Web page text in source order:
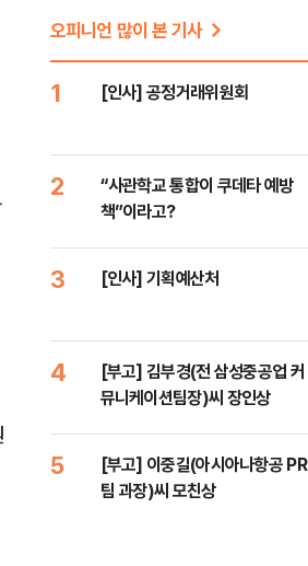
오피니언 많이 본 기사
1 [인사] 공정거래위원회
2
“사관학교 통합이 쿠데타 예방
책”이라고?
3 [인사] 기획예산처
4
[부고] 김부경(전 삼성중공업 커
뮤니케이션팀장)씨 장인상
5
[부고] 이중길(아시아나항공 PR
팀 과장)씨 모친상